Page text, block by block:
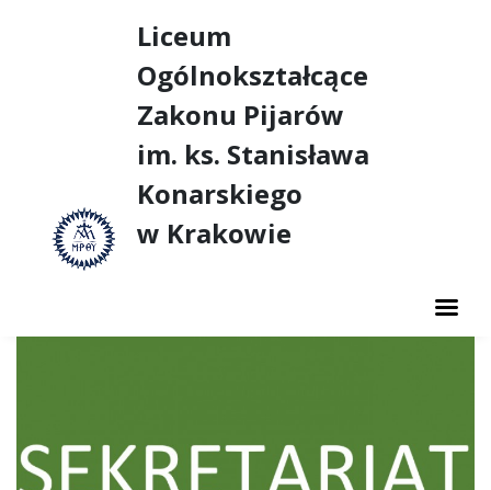
Liceum
Ogólnokształcące
Zakonu Pijarów
im. ks. Stanisława
Konarskiego
w Krakowie
DUSZPASTERSTWO